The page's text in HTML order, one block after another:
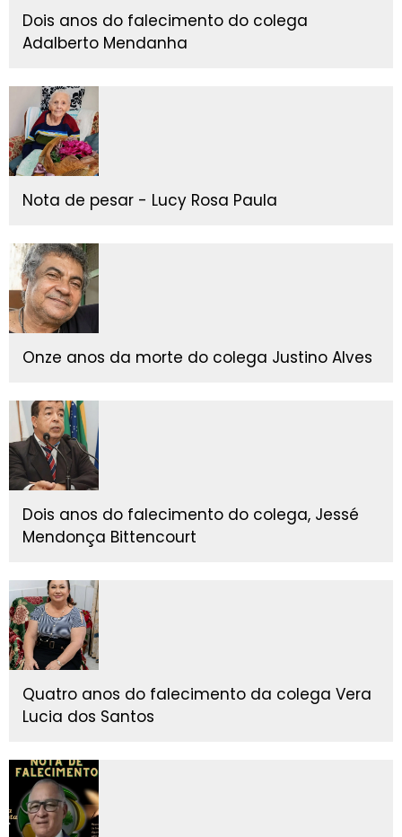
Dois anos do falecimento do colega
Adalberto Mendanha
Nota de pesar - Lucy Rosa Paula
Onze anos da morte do colega Justino Alves
Dois anos do falecimento do colega, Jessé
Mendonça Bittencourt
Quatro anos do falecimento da colega Vera
Lucia dos Santos